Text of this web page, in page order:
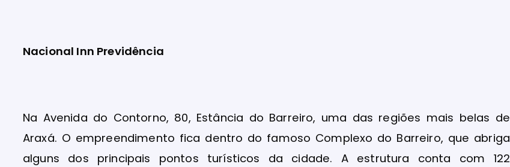
Nacional Inn Previdência
Na Avenida do Contorno, 80, Estância do Barreiro, uma das regiões mais belas de
Araxá. O empreendimento fica dentro do famoso Complexo do Barreiro, que abriga
alguns dos principais pontos turísticos da cidade. A estrutura conta com 122